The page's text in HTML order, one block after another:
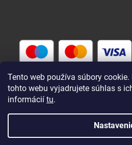
Tento web používa súbory
tohto webu vyjadrujete súhlas s
informácií tu.